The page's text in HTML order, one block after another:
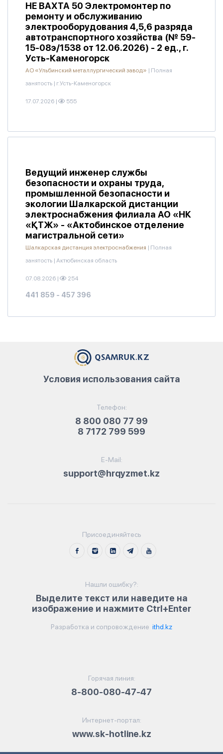
НЕ ВАХТА 50 Электромонтер по
ремонту и обслуживанию
электрооборудования 4,5,6 разряда
автотранспортного хозяйства (№ 59-
15-08э/1538 от 12.06.2026) - 2 ед., г.
Усть-Каменогорск
АО «Ульбинский металлургический завод» | Полная
занятость | г.Усть-Каменогорск
17.07.2026 | 555
Ведущий инженер службы
безопасности и охраны труда,
промышленной безопасности и
экологии Шалкарской дистанции
электроснабжения филиала АО «НК
«ҚТЖ» - «Актобинское отделение
магистральной сети»
Шалкарская дистанция электроснабжения | Полная
занятость | Актюбинская область
07.08.2026 | 254
441 859 - 457 396
Телефон:
8 800 080 77 99
8 7172 799 599
E-Mail:
support@hrqyzmet.kz
Условия использования сайта
Присоединяйтесь
Нашли ошибку?:
Выделите текст или наведите на
изображение и нажмите Ctrl+Enter
Разработка и сопровождение ithd.kz
Горячая линия:
8-800-080-47-47
Интернет-портал:
www.sk-hotline.kz